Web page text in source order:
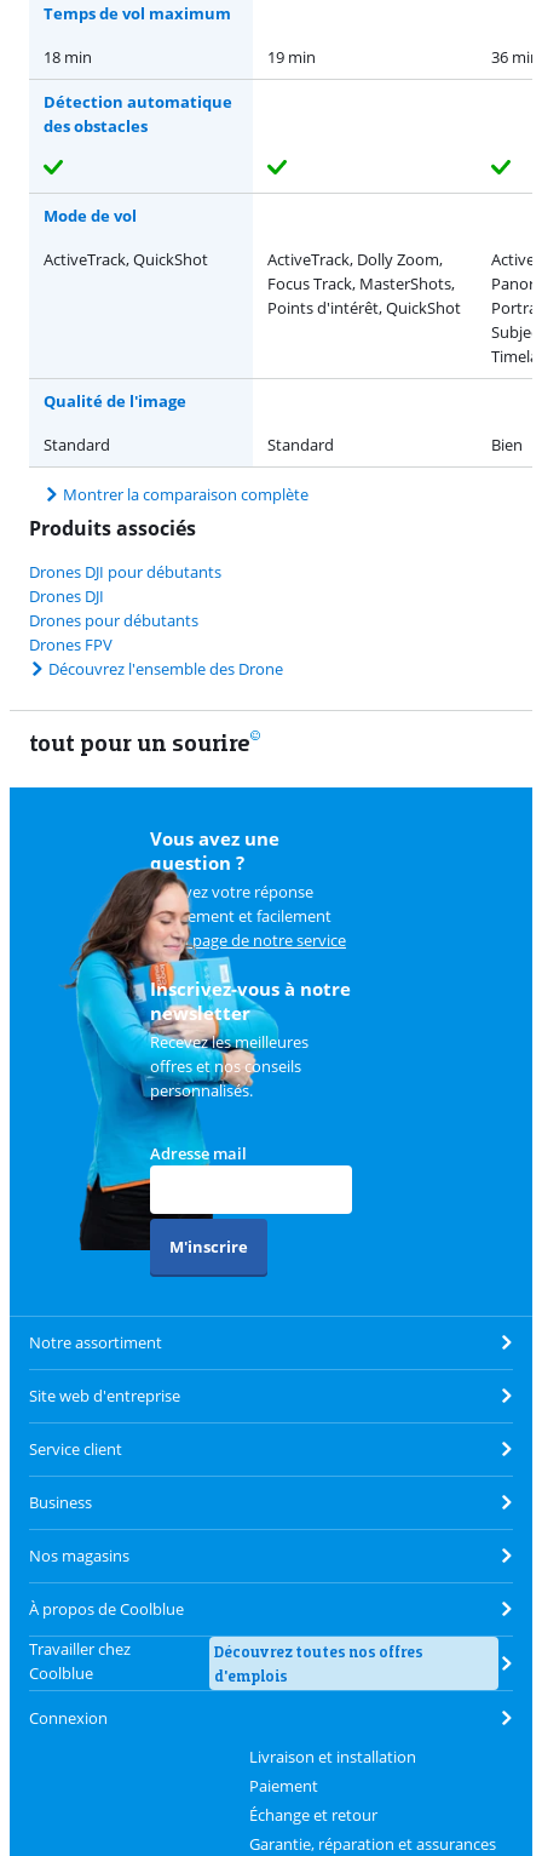
Temps de vol maximum
18 min
19 min 36 min
Détection automatique
des obstacles
Mode de vol
ActiveTrack, QuickShot
ActiveTrack, Dolly Zoom,
Focus Track, MasterShots,
Points d'intérêt, QuickShot
Qualité de l'image
Standard
Standard Bien
Montrer la comparaison complète
Produits associés
Drones DJI pour débutants
Drones DJI
Drones pour débutants
Drones FPV
Découvrez l'ensemble des Drone
tout pour un sourire
Vous avez une
question ?
Trouvez votre réponse
rapidement et facilement
surla page de notre service
client.
Inscrivez-vous à notre
newsletter
Recevez les meilleures
offres et nos conseils
personnalisés.
Adresse mail
M'inscrire
Notre assortiment
Site web d'entreprise
Service client
Business
Nos magasins
À propos de Coolblue
Travailler chez
Coolblue
Découvrez toutes nos offres
d'emplois
Connexion
Livraison et installation
Paiement
Échange et retour
Garantie, réparation et assurances